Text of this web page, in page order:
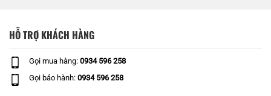
HỖ TRỢ KHÁCH HÀNG
Gọi mua hàng: 0934 596 258
Gọi bảo hành: 0934 596 258